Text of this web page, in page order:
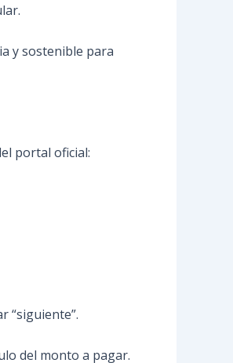
y sostenible para
portal oficial:
“siguiente”.
del monto a pagar.